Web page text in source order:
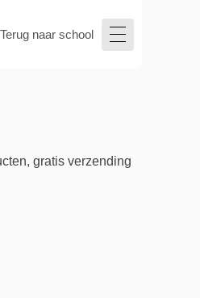
Terug naar school
gratis verzending